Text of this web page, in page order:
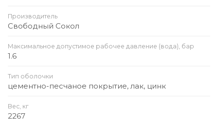
Производитель
Свободный Сокол
Максимальное допустимое рабочее давление (вода), бар
1.6
Тип оболочки
цементно-песчаное покрытие, лак, цинк
Вес, кг
2267